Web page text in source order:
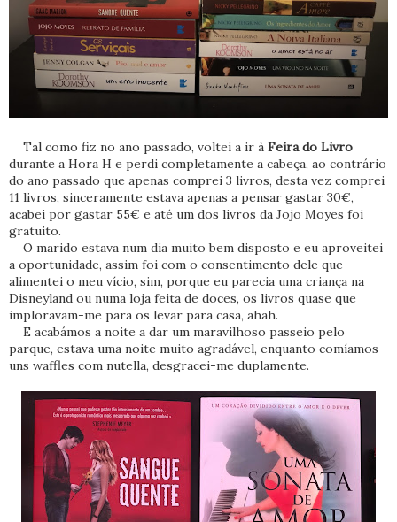
Tal como fiz no ano passado, voltei a ir à Feira do Livro
durante a Hora H e perdi completamente a cabeça, ao contrário
do ano passado que apenas comprei 3 livros, desta vez comprei
11 livros, sinceramente estava apenas a pensar gastar 30€,
acabei por gastar 55€ e até um dos livros da Jojo Moyes foi
gratuito.
O marido estava num dia muito bem disposto e eu aproveitei
a oportunidade, assim foi com o consentimento dele que
alimentei o meu vício, sim, porque eu parecia uma criança na
Disneyland ou numa loja feita de doces, os livros quase que
imploravam-me para os levar para casa, ahah.
E acabámos a noite a dar um maravilhoso passeio pelo
parque, estava uma noite muito agradável, enquanto comíamos
uns waffles com nutella, desgracei-me duplamente.